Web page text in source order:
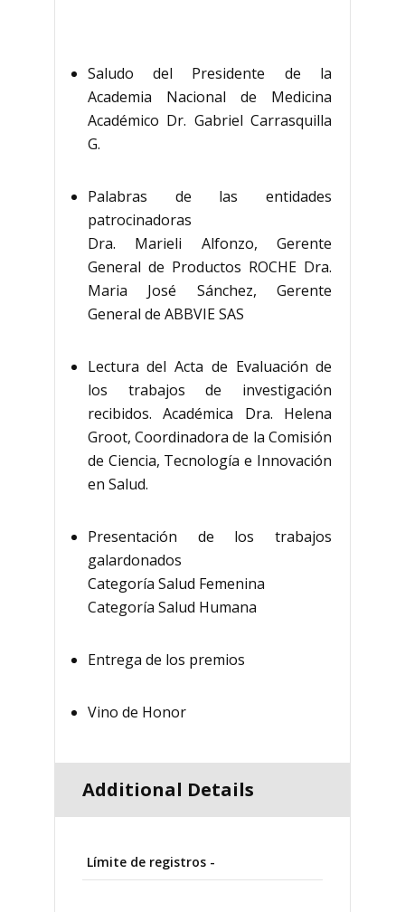
Saludo del Presidente de la
Academia Nacional de Medicina
Académico Dr. Gabriel Carrasquilla
G.
Palabras de las entidades
patrocinadoras
Dra. Marieli Alfonzo, Gerente
General de Productos ROCHE Dra.
Maria José Sánchez, Gerente
General de ABBVIE SAS
Lectura del Acta de Evaluación de
los trabajos de investigación
recibidos. Académica Dra. Helena
Groot, Coordinadora de la Comisión
de Ciencia, Tecnología e Innovación
en Salud.
Presentación de los trabajos
galardonados
Categoría Salud Femenina
Categoría Salud Humana
Entrega de los premios
Vino de Honor
Additional Details
Límite de registros -